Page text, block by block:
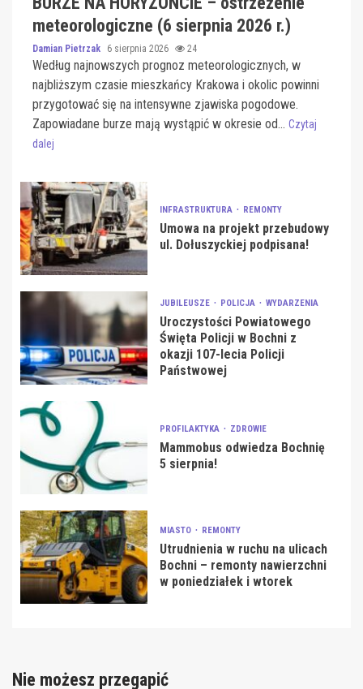
meteorologiczne (6 sierpnia 2026 r.)
Damian Pietrzak 6 sierpnia 2026 24
Według najnowszych prognoz meteorologicznych, w
najbliższym czasie mieszkańcy Krakowa i okolic powinni
przygotować się na intensywne zjawiska pogodowe.
Zapowiadane burze mają wystąpić w okresie od... Czytaj
dalej
INFRASTRUKTURA REMONTY
Umowa na projekt przebudowy
ul. Dołuszyckiej podpisana!
JUBILEUSZE POLICJA WYDARZENIA
Uroczystości Powiatowego
Święta Policji w Bochni z
okazji 107-lecia Policji
Państwowej
PROFILAKTYKA ZDROWIE
Mammobus odwiedza Bochnię
5 sierpnia!
MIASTO REMONTY
Utrudnienia w ruchu na ulicach
Bochni – remonty nawierzchni
w poniedziałek i wtorek
Nie możesz przegapić